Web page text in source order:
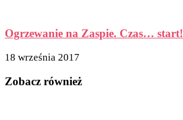
Ogrzewanie na Zaspie. Czas… start!
18 września 2017
Zobacz również